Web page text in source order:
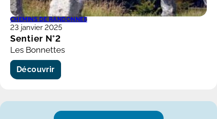
Sentier N°2
Les Bonnettes
Découvrir
CHEMINS DE RANDONNÉE
23 janvier 2025